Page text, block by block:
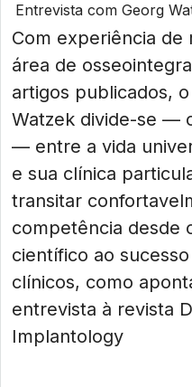
Entrevista com Georg
Com experiência de
área de
artigos publicados,
Watzek divide-se —
— entre a vida
e sua clínica
transitar
competência desde
científico ao
clínicos, como
entrevista à revista
Implantology